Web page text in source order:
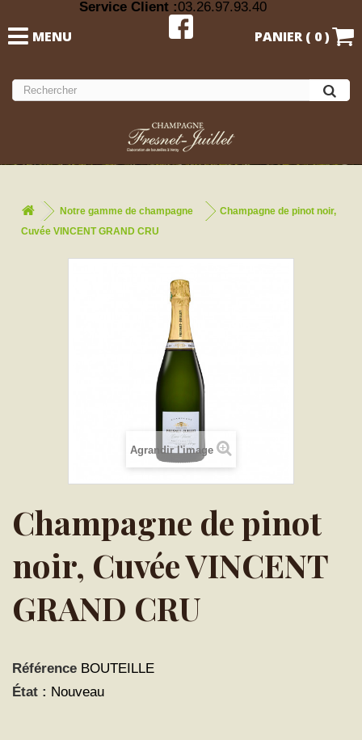
Service Client :03.26.97.93.40
MENU PANIER ( 0)
Notre gamme de champagne
Champagne de pinot noir,
Cuvée VINCENT GRAND CRU
Agrandir l'image
Champagne de pinot
noir, Cuvée VINCENT
GRAND CRU
Référence BOUTEILLE
État : Nouveau